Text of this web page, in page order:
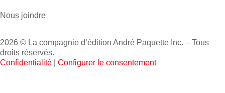
Nous joindre
2026 © La compagnie d’édition André Paquette Inc. – Tous
droits réservés.
Confidentialité
Configurer le consentement